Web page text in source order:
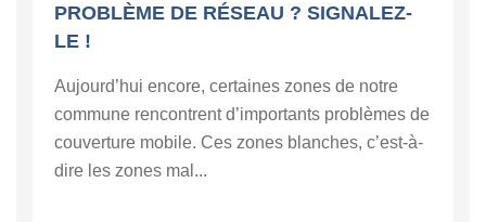
PROBLÈME DE RÉSEAU ? SIGNALEZ-
LE !
Aujourd’hui encore, certaines zones de notre
commune rencontrent d’importants problèmes de
couverture mobile. Ces zones blanches, c’est-à-
dire les zones mal...